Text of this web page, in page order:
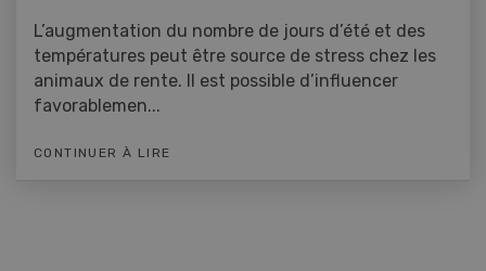
L’augmentation du nombre de jours d’été et des
températures peut être source de stress chez les
animaux de rente. Il est possible d’influencer
favorablemen...
CONTINUER À LIRE